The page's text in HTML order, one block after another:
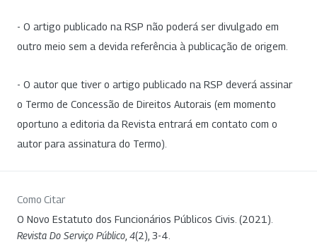
- O artigo publicado na RSP não poderá ser divulgado em
outro meio sem a devida referência à publicação de origem.
- O autor que tiver o artigo publicado na RSP deverá assinar
o Termo de Concessão de Direitos Autorais (em momento
oportuno a editoria da Revista entrará em contato com o
autor para assinatura do Termo).
Como Citar
O Novo Estatuto dos Funcionários Públicos Civis. (2021).
Revista Do Serviço Público 4(2), 3-4.